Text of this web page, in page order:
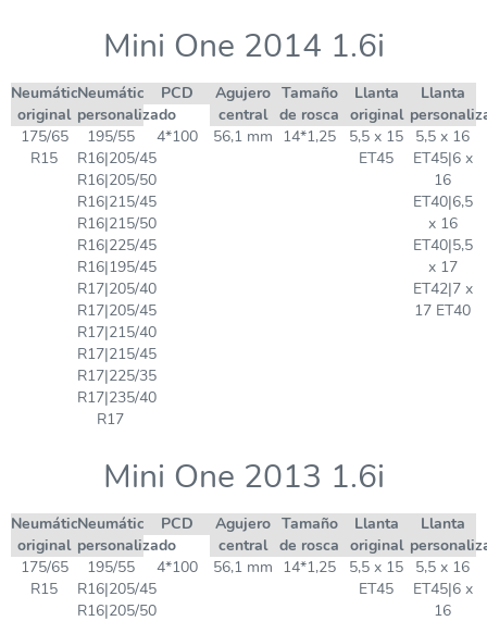
Mini One 2014 1.6i
Neumático
original
Neumático
personalizado
PCD
Agujero
central
Tamaño
de rosca
Llanta
original
Llanta
175/65
R15
195/55
R16|205/45
R16|205/50
R16|215/45
R16|215/50
R16|225/45
R16|195/45
R17|205/40
R17|205/45
R17|215/40
R17|215/45
R17|225/35
R17|235/40
R17
4*100 56,1 mm 14*1,25
5,5 x 15
ET45
5,5 x 16
ET45|6 x
16
ET40|6,5
x 16
ET40|5,5
x 17
ET42|7 x
17 ET40
Mini One 2013 1.6i
Neumático
original
Neumático
personalizado
PCD
Agujero
central
Tamaño
de rosca
Llanta
original
Llanta
175/65
R15
195/55
R16|205/45
R16|205/50
4*100 56,1 mm 14*1,25
5,5 x 15
ET45
5,5 x 16
ET45|6 x
16